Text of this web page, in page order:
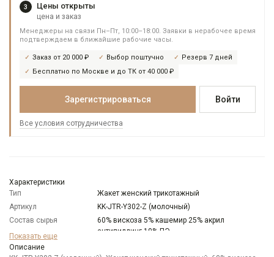
3 Цены открыты
цена и заказ
Менеджеры на связи Пн–Пт, 10:00–18:00. Заявки в нерабочее время
подтверждаем в ближайшие рабочие часы.
Заказ от 20 000 ₽ Выбор поштучно
Резерв 7 дней
Бесплатно по Москве и до ТК от 40 000 ₽
Зарегистрироваться Войти
Все условия сотрудничества
Характеристики
Тип
Жакет женский трикотажный
Артикул
KK-JTR-Y302-Z (молочный)
Состав сырья
60% вискоза 5% кашемир 25% акрил
антипиллинг 10% ПЭ
Особенности
Показать еще
Описание